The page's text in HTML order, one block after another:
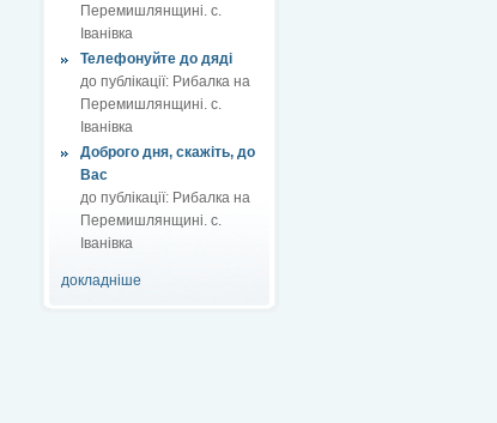
Перемишлянщині. с.
Іванівка
Телефонуйте до дяді
до публікації: Рибалка на
Перемишлянщині. с.
Іванівка
Доброго дня, скажіть, до
Вас
до публікації: Рибалка на
Перемишлянщині. с.
Іванівка
докладніше